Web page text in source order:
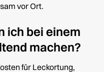
vor Ort.
ich bei einem
machen?
für Leckortung,